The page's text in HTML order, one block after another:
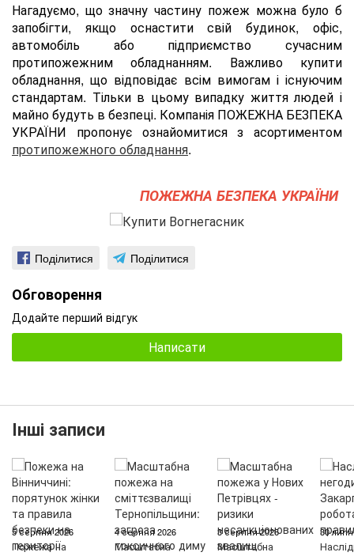
Нагадуємо, що значну частину пожеж можна було б
запобігти, якщо оснастити свій будинок, офіс,
автомобіль або підприємство сучасним
протипожежним обладнанням. Важливо купити
обладнання, що відповідає всім вимогам і існуючим
стандартам. Тільки в цьому випадку життя людей і
майно будуть в безпеці. Компанія ПОЖЕЖНА БЕЗПЕКА
УКРАЇНИ пропонує ознайомитися з асортиментом
протипожежного обладнання.
ПОЖЕЖНА БЕЗПЕКА УКРАЇНИ
Поділитися Поділитися
Обговорення
Додайте перший відгук
Написати
Інші записи
5 серпня 2026
Пожежа на
4 серпня 2026
Масштабна
3 серпня 2026
Масштабна
30